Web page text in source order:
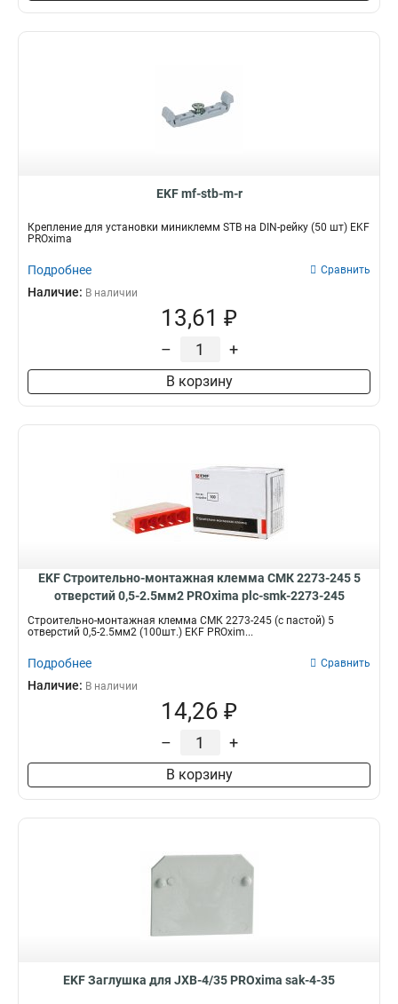
EKF mf-stb-m-r
Крепление для установки миниклемм STB на DIN-рейку (50 шт) EKF
PROxima
Подробнее Сравнить
Наличие: В наличии
13,61 ₽
– +
В корзину
EKF Строительно-монтажная клемма СМК 2273-245 5
отверстий 0,5-2.5мм2 PROxima plc-smk-2273-245
Строительно-монтажная клемма СМК 2273-245 (с пастой) 5
отверстий 0,5-2.5мм2 (100шт.) EKF PROxim...
Подробнее Сравнить
Наличие: В наличии
14,26 ₽
– +
В корзину
EKF Заглушка для JXB-4/35 PROxima sak-4-35